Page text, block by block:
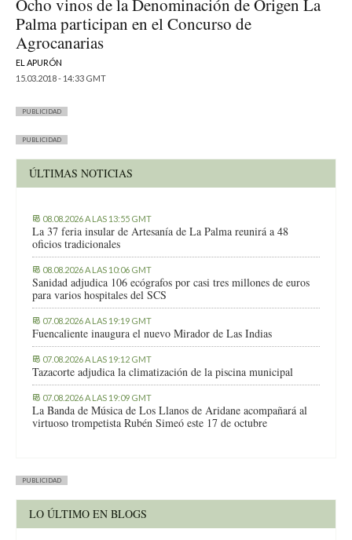
Ocho vinos de la Denominación de Origen La
Palma participan en el Concurso de
Agrocanarias
EL APURÓN
15.03.2018 - 14:33 GMT
PUBLICIDAD
PUBLICIDAD
ÚLTIMAS NOTICIAS
08.08.2026 A LAS 13:55 GMT
La 37 feria insular de Artesanía de La Palma reunirá a 48
oficios tradicionales
08.08.2026 A LAS 10:06 GMT
Sanidad adjudica 106 ecógrafos por casi tres millones de euros
para varios hospitales del SCS
07.08.2026 A LAS 19:19 GMT
Fuencaliente inaugura el nuevo Mirador de Las Indias
07.08.2026 A LAS 19:12 GMT
Tazacorte adjudica la climatización de la piscina municipal
07.08.2026 A LAS 19:09 GMT
La Banda de Música de Los Llanos de Aridane acompañará al
virtuoso trompetista Rubén Simeó este 17 de octubre
PUBLICIDAD
LO ÚLTIMO EN BLOGS